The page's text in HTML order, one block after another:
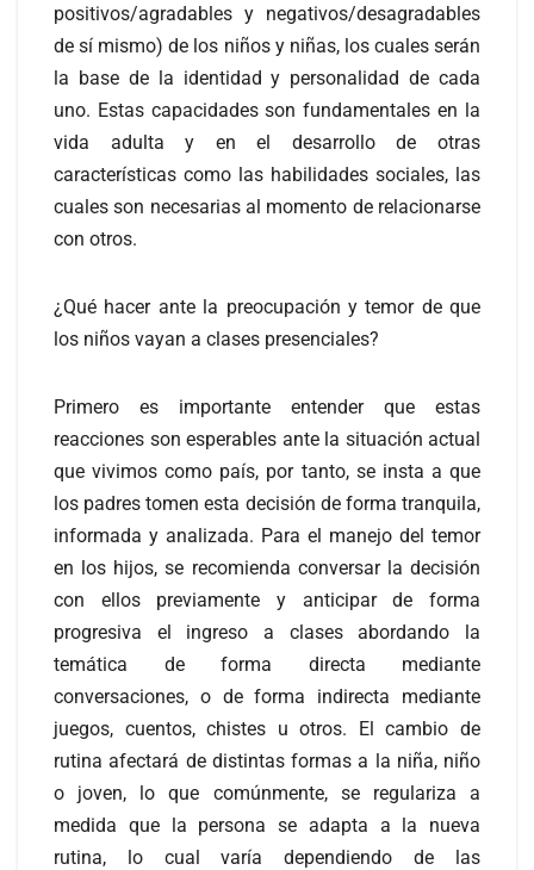
positivos/agradables y negativos/desagradables
de sí mismo) de los niños y niñas, los cuales serán
la base de la identidad y personalidad de cada
uno. Estas capacidades son fundamentales en la
vida adulta y en el desarrollo de otras
características como las habilidades sociales, las
cuales son necesarias al momento de relacionarse
con otros.
¿Qué hacer ante la preocupación y temor de que
los niños vayan a clases presenciales?
Primero es importante entender que estas
reacciones son esperables ante la situación actual
que vivimos como país, por tanto, se insta a que
los padres tomen esta decisión de forma tranquila,
informada y analizada. Para el manejo del temor
en los hijos, se recomienda conversar la decisión
con ellos previamente y anticipar de forma
progresiva el ingreso a clases abordando la
temática de forma directa mediante
conversaciones, o de forma indirecta mediante
juegos, cuentos, chistes u otros. El cambio de
rutina afectará de distintas formas a la niña, niño
o joven, lo que comúnmente, se regulariza a
medida que la persona se adapta a la nueva
rutina, lo cual varía dependiendo de las